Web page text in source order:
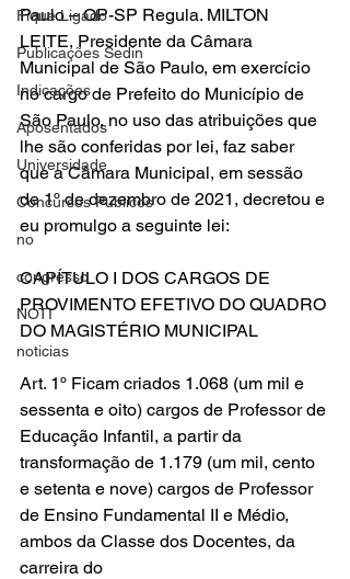
Fique Ligado
Publicações Sedin
Indicações
Aposentados
Universidade
Concursos Públicos
no
congresso
NOTI
noticias
Paulo – QP-SP Regula. MILTON
LEITE, Presidente da Câmara
Municipal de São Paulo, em exercício
no cargo de Prefeito do Município de
São Paulo, no uso das atribuições que
lhe são conferidas por lei, faz saber
que a Câmara Municipal, em sessão
de 1º de dezembro de 2021, decretou e
eu promulgo a seguinte lei:
CAPÍTULO I DOS CARGOS DE
PROVIMENTO EFETIVO DO QUADRO
DO MAGISTÉRIO MUNICIPAL
Art. 1º Ficam criados 1.068 (um mil e
sessenta e oito) cargos de Professor de
Educação Infantil, a partir da
transformação de 1.179 (um mil, cento
e setenta e nove) cargos de Professor
de Ensino Fundamental II e Médio,
ambos da Classe dos Docentes, da
carreira do